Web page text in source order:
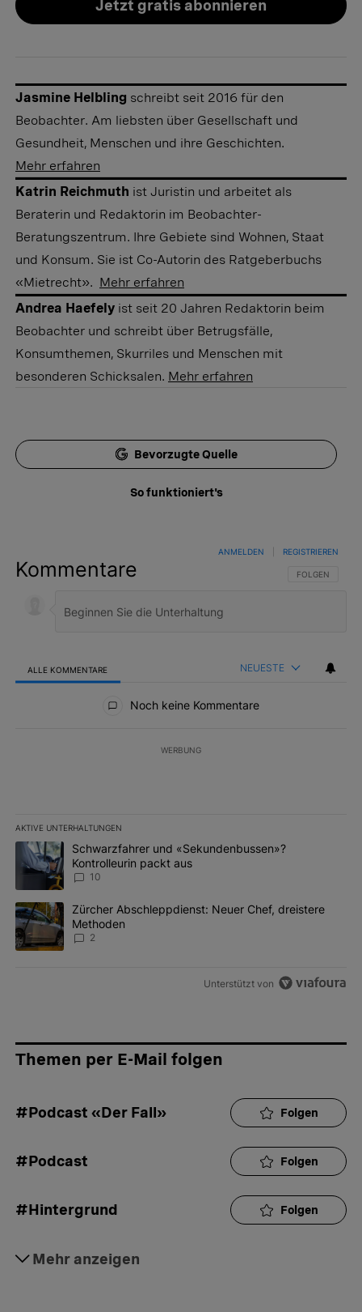
Jetzt gratis abonnieren
Jasmine Helbling schreibt seit 2016 für den
Beobachter. Am liebsten über Gesellschaft und
Gesundheit, Menschen und ihre Geschichten.
Mehr erfahren
Katrin Reichmuth ist Juristin und arbeitet als
Beraterin und Redaktorin im Beobachter-
Beratungszentrum. Ihre Gebiete sind Wohnen, Staat
und Konsum. Sie ist Co-Autorin des Ratgeberbuchs
«Mietrecht». Mehr erfahren
Andrea Haefely ist seit 20 Jahren Redaktorin beim
Beobachter und schreibt über Betrugsfälle,
Konsumthemen, Skurriles und Menschen mit
besonderen Schicksalen. Mehr erfahren
Bevorzugte Quelle
So funktioniert's
Kommentare FOLGE DIESER
FOLGEN
ANMELDEN REGISTRIEREN
ALLE KOMMENTARE NEUESTE
Noch keine Kommentare
WERBUNG
AKTIVE UNTERHALTUNGEN
Das Folgende ist eine Liste der am meisten kommentierten
Ein Trendartikel mit dem Titel "Schwarzfahrer und
Schwarzfahrer und «Sekundenbussen»?
Kontrolleurin packt aus
10
Ein Trendartikel mit dem Titel "Zürcher Abschleppdienst: Neuer
Zürcher Abschleppdienst: Neuer Chef, dreistere
Methoden
2
Unterstützt von
Themen per E-Mail folgen
#Podcast «Der Fall» Folgen
#Podcast Folgen
#Hintergrund Folgen
Mehr anzeigen
#Justiz